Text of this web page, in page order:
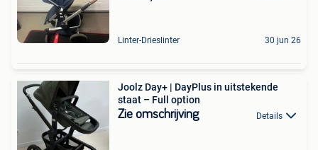
Linter-Drieslinter 30 jun 26
Joolz Day+ | DayPlus in uitstekende
staat – Full option
Zie omschrijving Details